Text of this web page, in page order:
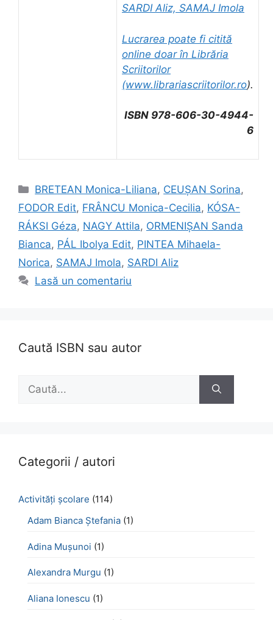
SARDI Aliz, SAMAJ Imola
Lucrarea poate fi citită
online doar în Librăria
Scriitorilor
(www.librariascriitorilor.ro).
ISBN 978-606-30-4944-
6
Categorii
BRETEAN Monica-Liliana, CEUȘAN Sorina,
FODOR Edit, FRÂNCU Monica-Cecilia, KÓSA-
RÁKSI Géza, NAGY Attila, ORMENIȘAN Sanda
Bianca, PÁL Ibolya Edit, PINTEA Mihaela-
Norica, SAMAJ Imola, SARDI Aliz
Lasă un comentariu
Caută ISBN sau autor
după:
Categorii / autori
Activităţi şcolare (114)
Adam Bianca Ștefania (1)
Adina Mușunoi (1)
Alexandra Murgu (1)
Aliana Ionescu (1)